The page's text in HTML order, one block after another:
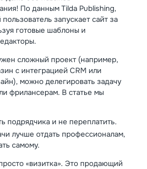
По данным Tilda Publishing,
запускает сайт за
готовые шаблоны и
сложный проект (например,
с интеграцией CRM или
можно делегировать задачу
фрилансерам. В статье мы
подрядчика и не переплатить.
лучше отдать профессионалам,
самому.
«визитка». Это продающий